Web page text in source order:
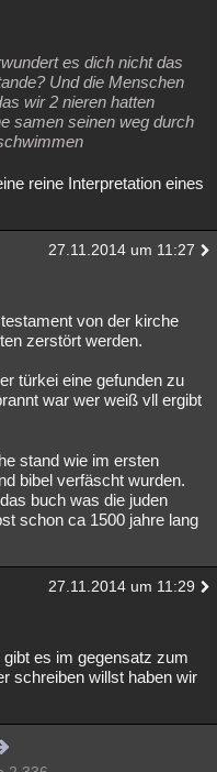
es dich nicht das
Und die Menschen
wir 2 nieren hatten
samen seinen weg durch
reine Interpretation eines
27.11.2014 um 11:27
von der kirche
zerstört werden.
türkei eine gefunden zu
war wer weiß vll ergibt
stand wie im ersten
bibel verfäscht wurden.
buch was die juden
schon ca 1500 jahre lang
27.11.2014 um 11:29
es im gegensatz zum
schreiben willst haben wir